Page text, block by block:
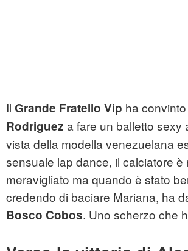
Il Grande Fratello Vip ha convinto
Rodriguez a fare un balletto sexy
vista della modella venezuelana
sensuale lap dance, il calciatore è
meravigliato ma quando è stato
credendo di baciare Mariana, ha
Bosco Cobos. Uno scherzo che